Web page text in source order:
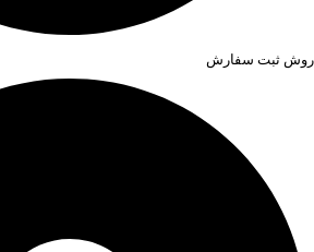
روش ثبت سفارش